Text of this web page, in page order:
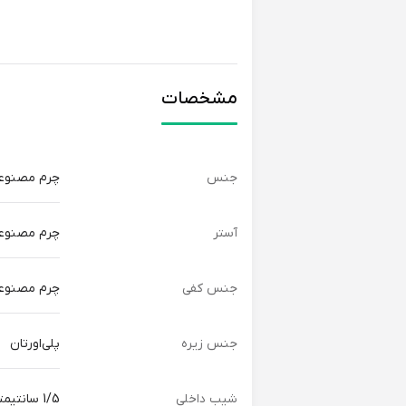
مشخصات
جنس چرم
آستر چرم
جنس کفی چرم
جنس زیره پلی‌اورتان
شیب داخلی 1/5 سانتیمتر